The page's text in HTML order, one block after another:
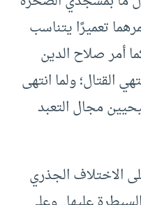
تعميرًا يتناسب
أمر صلاح الدين
القتال؛ ولما انتهى
مجال التعبد
الاختلاف الجذري